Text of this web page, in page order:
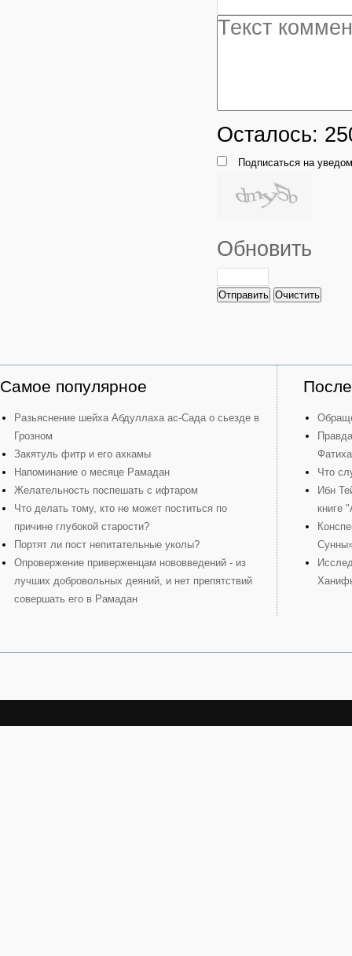
Осталось:
Подписаться на
Обновить
Отправить Очистить
Самое популярное
Разьяснение шейха Абдуллаха ас-Сада о сьезде в
Грозном
Закятуль фитр и его ахкамы
Напоминание о месяце Рамадан
Желательность поспешать с ифтаром
Что делать тому, кто не может поститься по
причине глубокой старости?
Портят ли пост непитательные уколы?
Опровержение приверженцам нововведений - из
лучших добровольных деяний, и нет препятствий
совершать его в Рамадан
Что
Ибн
книге